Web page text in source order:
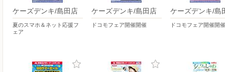
ケーズデンキ/島田店
夏のスマホ＆ネット応援フ
ェア
ケーズデンキ/島田店
ドコモフェア開催開催
ケーズデンキ/島
ドコモフェア開催開催